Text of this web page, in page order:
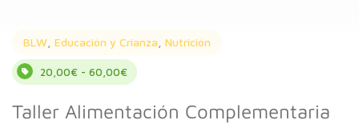
BLW Educación y Crianza Nutrición
20,00€ - 60,00€
Taller Alimentación Complementaria